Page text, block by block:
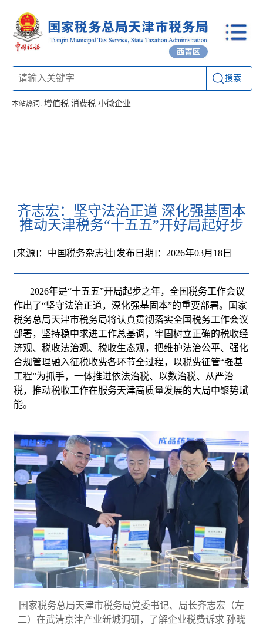
搜索
本站热词: 增值税 消费税 小微企业
齐志宏：坚守法治正道 深化强基固本
推动天津税务“十五五”开好局起好步
[发布日期]：2026年03月18日
[来源]：中国税务杂志社
2026年是“十五五”开局起步之年，全国税务工作会议
作出了“坚守法治正道，深化强基固本”的重要部署。国家
税务总局天津市税务局将认真贯彻落实全国税务工作会议
部署，坚持稳中求进工作总基调，牢固树立正确的税收经
济观、税收法治观、税收生态观，把维护法治公平、强化
合规管理融入征税收费各环节全过程，以税费征管“强基
工程”为抓手，一体推进依法治税、以数治税、从严治
税，推动税收工作在服务天津高质量发展的大局中聚势赋
能。
国家税务总局天津市税务局党委书记、局长齐志宏（左
二）在武清京津产业新城调研，了解企业税费诉求 孙晓